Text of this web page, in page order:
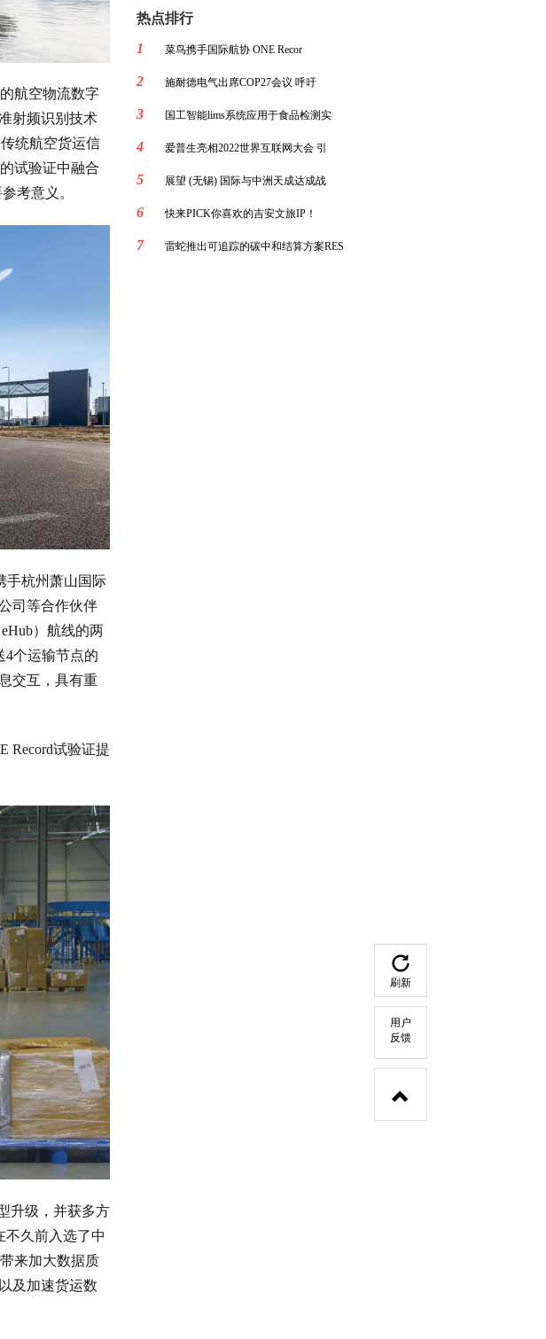
航空物流数字
射频识别技术
统航空货运信
试验证中融合
考意义。
手杭州萧山国际
司等合作伙伴
）航线的两
4个运输节点的
交互，具有重
Record试验证提
升级，并获多方
不久前入选了中
来加大数据质
及加速货运数
热点排行
1
菜鸟携手国际航协 ONE Recor
2 施耐德电气出席COP27会议 呼吁
3 国工智能lims系统应用于食品检测实
4 爱普生亮相2022世界互联网大会 引
5 展望 (无锡) 国际与中洲天成达成战
6 快来PICK你喜欢的吉安文旅IP！
7 雷蛇推出可追踪的碳中和结算方案RES
刷新
用户
反馈